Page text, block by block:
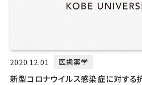
2020.12.01 医歯薬学
新型コロナウイルス感染症に対す